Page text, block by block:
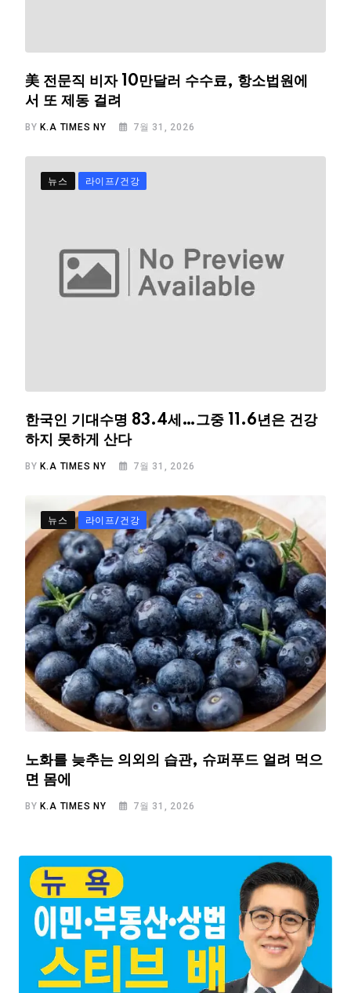
美 전문직 비자 10만달러 수수료, 항소법원에
서 또 제동 걸려
BY K.A TIMES NY 7월 31, 2026
뉴스 라이프/건강
한국인 기대수명 83.4세…그중 11.6년은 건강
하지 못하게 산다
BY K.A TIMES NY 7월 31, 2026
뉴스 라이프/건강
노화를 늦추는 의외의 습관, 슈퍼푸드 얼려 먹으
면 몸에
BYK.A TIMES NY 7월 31, 2026